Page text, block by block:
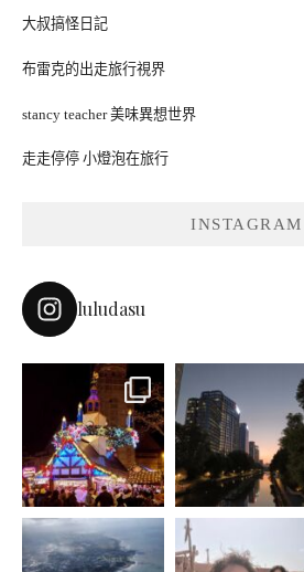
大叔搞怪日記
布雷克的出走旅行視界
stancy teacher 美味異想世界
走走停停 小燈泡在旅行
INSTAGRAM
luludasu